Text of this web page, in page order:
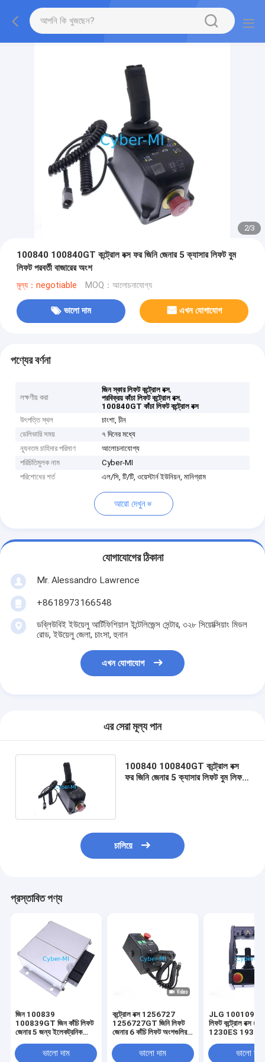
2/3
100840 100840GT কন্ট্রোল বক্স ফর জিনি জেনার 5 ক্যাসার লিফট বুম
লিফট পরবর্তী বাজারের অংশ
মূল্য：negotiable MOQ：আলোচনাযোগ্য
ভালো দাম এখন যোগাযোগ
পণ্যের বর্ণনা
লক্ষণীয় করা
জিন স্কার লিফট কন্ট্রোল বক্স,
পরবিক্রয় কাঁচা লিফট কন্ট্রোল বক্স,
100840GT কাঁচা লিফট কন্ট্রোল বক্স
উৎপত্তি স্থল
চাংশা, চীন
ডেলিভারি সময়
৭ দিনের মধ্যে
ন্যূনতম চাহিদার পরিমাণ
আলোচনাযোগ্য
পরিচিতিমুলক নাম
Cyber-MI
পরিশোধের শর্ত
এল/সি, টি/টি, ওয়েস্টার্ন ইউনিয়ন, মানিগ্রাম
আরো দেখুন
যোগাযোগের ঠিকানা
Mr. Alessandro Lawrence
+8618973166548
ডব্লিউবিই ইউয়েলু আর্টিফিশিয়াল ইন্টেলিজেন্স সেন্টার, ৩২৮ সিয়োক্সিয়াং মিডল
রোড, ইউয়েলু জেলা, চাংসা, হুনান
এখন যোগাযোগ
এর সেরা মূল্য পান
100840 100840GT কন্ট্রোল বক্স
ফর জিনি জেনার 5 ক্যাসার লিফট বুম লিফট
চালিয়ে
প্রস্তাবিত পণ্য
জিন 100839
100839GT জিন কাঁচি লিফট
জেনার 5 জন্য ইলেকট্রনিক
ভালো দাম
কন্ট্রোল বক্স 1256727
1256727GT জিনি লিফট
জেনার 6 কাঁচি লিফট অংশগুলির
ভালো দাম
JLG
লিফট কন্ট্রোল বক্স
1230ES 1930ES
ভালো দাম